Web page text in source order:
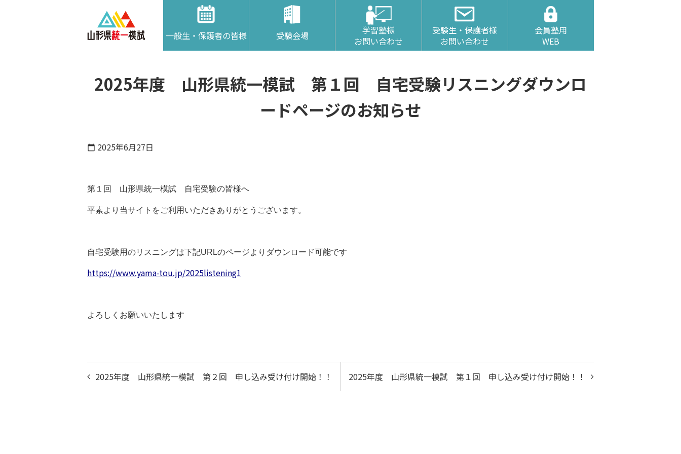
一般生・保護者の皆様 受験会場
学習塾様
お問い合わせ
受験生・保護者様
お問い合わせ
会員塾用
WEB
2025年度 山形県統一模試 第１回 自宅受験リスニングダウンロ
ードページのお知らせ
calendar_today 2025年6月27日
第１回 山形県統一模試 自宅受験の皆様へ
平素より当サイトをご利用いただきありがとうございます。
自宅受験用のリスニングは下記URLのページよりダウンロード可能です
https://www.yama-tou.jp/2025listening1
よろしくお願いいたします
投
2025年度 山形県統一模試 第１回 申し込み受け付け開始！！
2025年度 山形県統一模試 第２回 申し込み受け付け開始！！